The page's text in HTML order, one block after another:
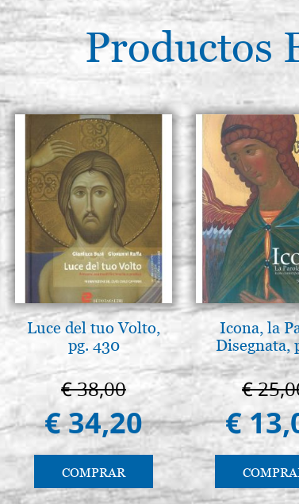
Productos
Luce del tuo Volto,
pg. 430
€ 38,00
€ 34,20
COMPRAR
Icona, la
Disegnata,
€
€